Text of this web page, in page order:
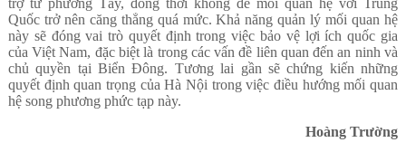
trợ từ phương Tây, đồng thời không để mối quan hệ với Trung
Quốc trở nên căng thẳng quá mức. Khả năng quản lý mối quan hệ
này sẽ đóng vai trò quyết định trong việc bảo vệ lợi ích quốc gia
của Việt Nam, đặc biệt là trong các vấn đề liên quan đến an ninh và
chủ quyền tại Biển Đông. Tương lai gần sẽ chứng kiến những
quyết định quan trọng của Hà Nội trong việc điều hướng mối quan
hệ song phương phức tạp này.
Hoàng Trường